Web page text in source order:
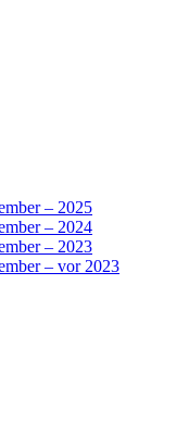
– 2025
– 2024
– 2023
– vor 2023